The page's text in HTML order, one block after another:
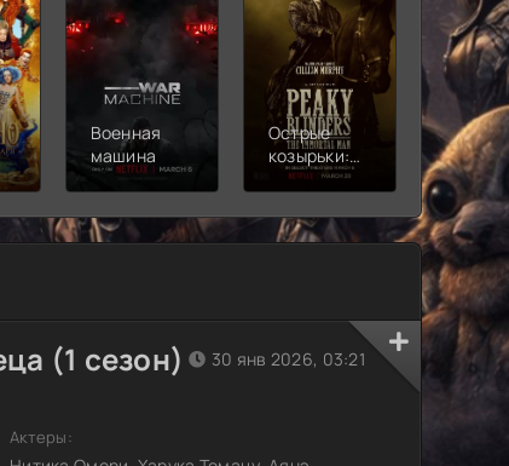
Военная
машина
Острые
козырьки:
Бессмертный
2
(1 сезон) 30 янв 2026, 03:21
Актеры: